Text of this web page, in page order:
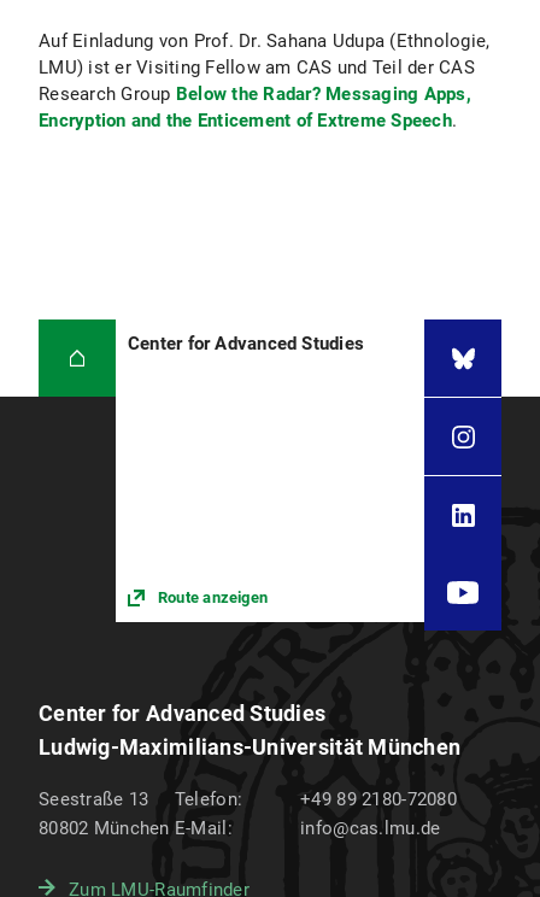
Auf Einladung von Prof. Dr. Sahana Udupa (Ethnologie,
LMU) ist er Visiting Fellow am CAS und Teil der CAS
Research Group Below the Radar? Messaging Apps,
Encryption and the Enticement of Extreme Speech.
Center for Advanced Studies
Route anzeigen
Center for Advanced Studies
Ludwig-Maximilians-Universität München
Seestraße 13
80802 München
Telefon:
+49 89 2180-72080
E-Mail:
info@cas.lmu.de
Zum LMU-Raumfinder